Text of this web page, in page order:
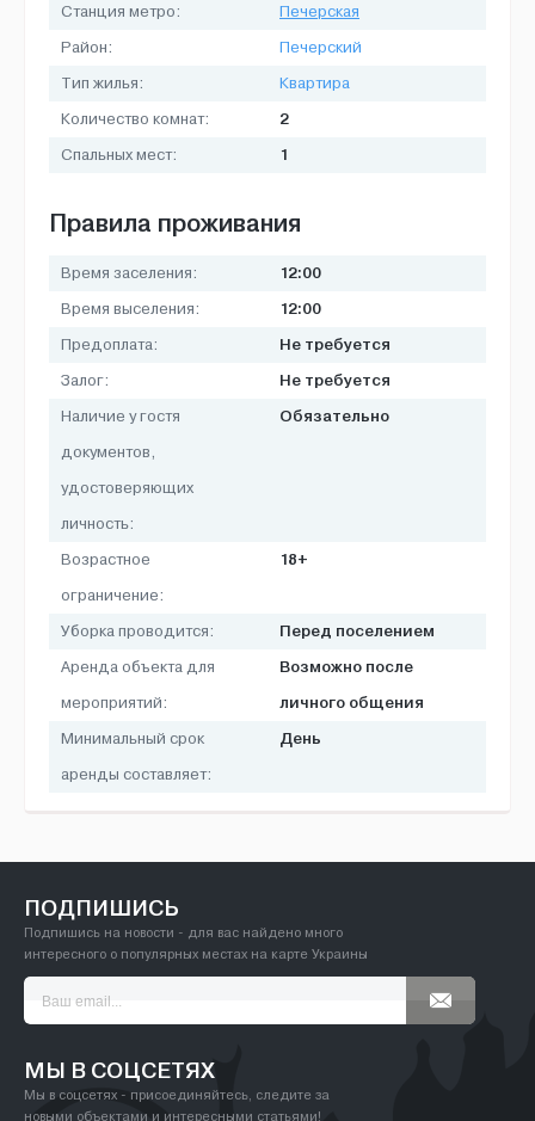
Станция метро:
Печерская
Район:
Печерский
Тип жилья:
Квартира
Количество комнат:
2
Спальных мест: 1
Правила проживания
Время заселения: 12:00
Время выселения: 12:00
Предоплата: Не требуется
Залог: Не требуется
Наличие у гостя
документов,
удостоверяющих
личность:
Обязательно
Возрастное
ограничение:
18+
Уборка проводится: Перед поселением
Аренда объекта для
мероприятий:
Возможно после
личного общения
Минимальный срок
аренды составляет:
День
ПОДПИШИСЬ
Подпишись на новости - для вас найдено много
интересного о популярных местах на карте Украины
МЫ В СОЦСЕТЯХ
Мы в соцсетях - присоединяйтесь, следите за
новыми объектами и интересными статьями!